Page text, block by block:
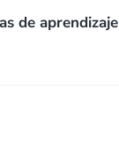
de aprendizaje